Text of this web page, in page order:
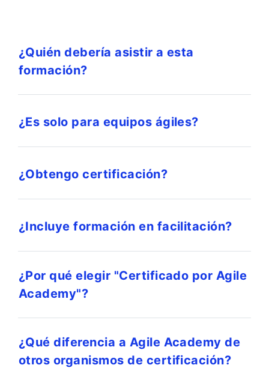
¿Quién debería asistir a esta
formación?
¿Es solo para equipos ágiles?
¿Obtengo certificación?
¿Incluye formación en facilitación?
¿Por qué elegir "Certificado por Agile
Academy"?
¿Qué diferencia a Agile Academy de
otros organismos de certificación?